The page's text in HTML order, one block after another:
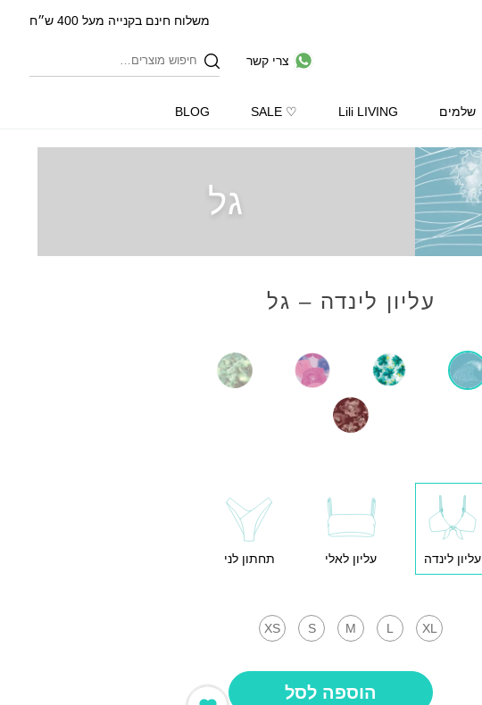
משלוח חינם בקנייה מעל 400 ש״ח
צרי קשר
שלמים Lili LIVING
♡ SALE
BLOG
גל
עליון לינדה – גל
XL
L
M
S
XS
עליון לינדה עליון לאלי תחתון לני
הוספה לסל